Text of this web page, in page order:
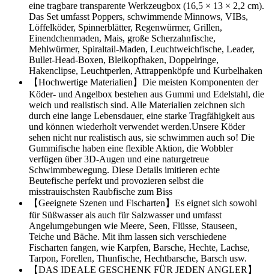
eine tragbare transparente Werkzeugbox (16,5 × 13 × 2,2 cm).
Das Set umfasst Poppers, schwimmende Minnows, VIBs,
Löffelköder, Spinnerblätter, Regenwürmer, Grillen,
Einendchenmaden, Mais, große Scherzahnfische,
Mehlwürmer, Spiraltail-Maden, Leuchtweichfische, Leader,
Bullet-Head-Boxen, Bleikopfhaken, Doppelringe,
Hakenclipse, Leuchtperlen, Attrappenköpfe und Kurbelhaken
【Hochwertige Materialien】Die meisten Komponenten der
Köder- und Angelbox bestehen aus Gummi und Edelstahl, die
weich und realistisch sind. Alle Materialien zeichnen sich
durch eine lange Lebensdauer, eine starke Tragfähigkeit aus
und können wiederholt verwendet werden.Unsere Köder
sehen nicht nur realistisch aus, sie schwimmen auch so! Die
Gummifische haben eine flexible Aktion, die Wobbler
verfügen über 3D-Augen und eine naturgetreue
Schwimmbewegung. Diese Details imitieren echte
Beutefische perfekt und provozieren selbst die
misstrauischsten Raubfische zum Biss
【Geeignete Szenen und Fischarten】Es eignet sich sowohl
für Süßwasser als auch für Salzwasser und umfasst
Angelumgebungen wie Meere, Seen, Flüsse, Stauseen,
Teiche und Bäche. Mit ihm lassen sich verschiedene
Fischarten fangen, wie Karpfen, Barsche, Hechte, Lachse,
Tarpon, Forellen, Thunfische, Hechtbarsche, Barsch usw.
【DAS IDEALE GESCHENK FÜR JEDEN ANGLER】